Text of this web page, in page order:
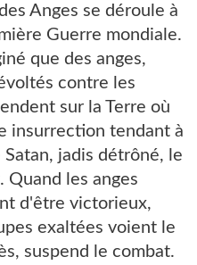
Anges se déroule à
Guerre mondiale.
que des anges,
contre les
sur la Terre où
insurrection tendant à
jadis détrôné, le
Quand les anges
d'être victorieux,
exaltées voient le
suspend le combat.